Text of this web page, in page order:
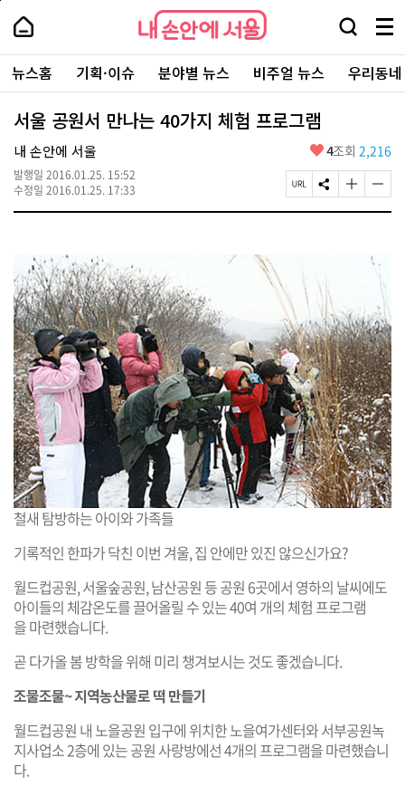
본
로
가
내
손
안
에
서
울
-
서
울
시
대
표
소
내
손
에
울
검
창
열
기
메
뉴
전
체
보
주
요
서
뉴스홈 기획·이슈 분야별 뉴스 비주얼 뉴스 우리동
서울 공원서 만나는 40가지 체험 프로그램
내 손안에 서울
발행일 2016.01.25. 15:52
수정일 2016.01.25. 17:33
좋
요
4조회 2,216
페
이
복
사
S
N
글
자
하
기
글
자
게
변
경
하
기
철새 탐방하는 아이와 가족들
기록적인 한파가 닥친 이번 겨울, 집 안에만 있진 않으신가요?
월드컵공원, 서울숲공원, 남산공원 등 공원 6곳에서 영하의 날씨에도
아이들의 체감온도를 끌어올릴 수 있는 40여 개의 체험 프로그램
을 마련했습니다.
곧 다가올 봄 방학을 위해 미리 챙겨보시는 것도 좋겠습니다.
조물조물~ 지역농산물로 떡 만들기
월드컵공원 내 노을공원 입구에 위치한 노을여가센터와 서부공원녹
지사업소 2층에 있는 공원 사랑방에선 4개의 프로그램을 마련했습니
다.
페
상
단
로